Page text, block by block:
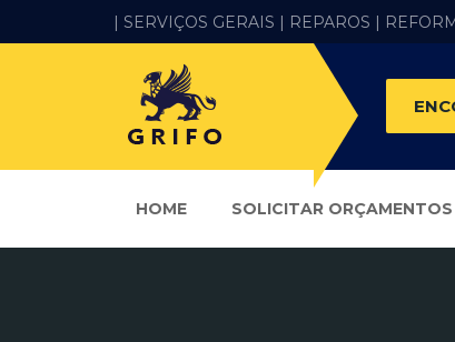
| SERVIÇOS GERAIS | REPAROS |
HOME SOLICITAR ORÇAMENTOS